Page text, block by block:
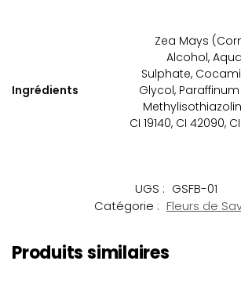
Ingrédients
Zea Mays
Alcohol,
Sulphate,
Glycol,
CI 19140, CI 42090,
UGS : GSFB-01
Catégorie : Fleurs de
Produits similaires